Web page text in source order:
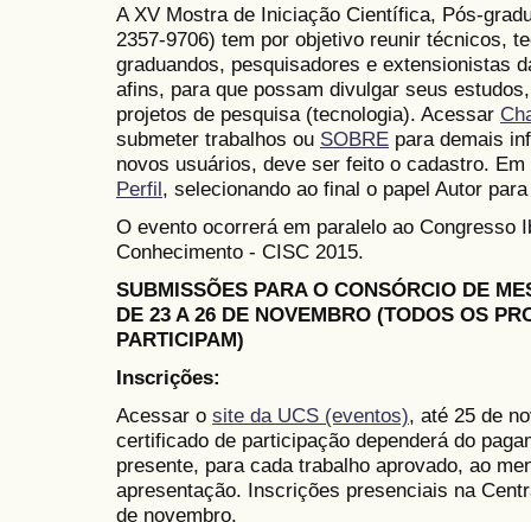
A XV Mostra de Iniciação Científica, Pós-
2357-9706) tem por objetivo reunir técnicos,
graduandos, pesquisadores e extensionistas
afins, para que possam divulgar seus
projetos de pesquisa (tecnologia). Acessar
submeter trabalhos ou SOBRE para demais
novos usuários, deve ser feito o cadastro.
Perfil, selecionando ao final o papel Autor
O evento ocorrerá em paralelo ao Congresso
Conhecimento - CISC 2015.
SUBMISSÕES PARA O CONSÓRCIO DE
DE 23 A 26 DE NOVEMBRO (TODOS OS
PARTICIPAM)
Inscrições:
Acessar o site da UCS (eventos), até 25 de
certificado de participação dependerá do
presente, para cada trabalho aprovado, ao
apresentação. Inscrições presenciais na
de novembro.